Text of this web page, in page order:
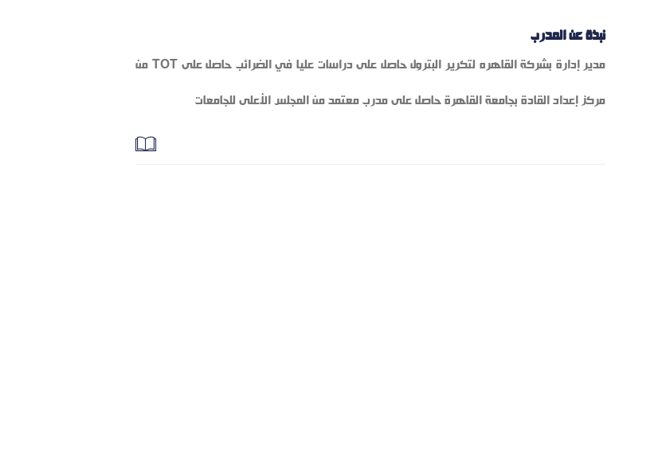
نبذة عن المدرب
مدير إدارة بشركة القاهره لتكرير البترول حاصل على دراسات عليا في الضرائب حاصل على TOT من
مركز إعداد القادة بجامعة القاهرة حاصل على مدرب معتمد من المجلس الأعلى للجامعات